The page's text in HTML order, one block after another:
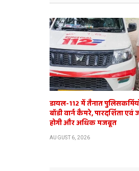
डायल-112 में तैनात
बॉडी वार्न कैमरे, पारदर्शिता एवं
होगी और अधिक मजबूत
AUGUST 6, 2026